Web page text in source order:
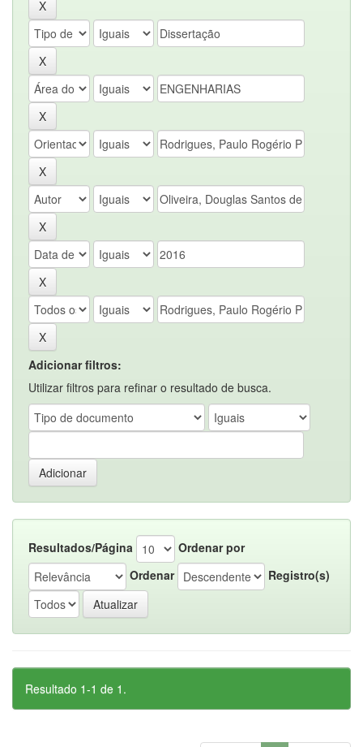
Adicionar filtros:
Utilizar filtros para refinar o resultado de busca.
Resultados/Página
Ordenar por
Ordenar
Registro(s)
Resultado 1-1 de 1.